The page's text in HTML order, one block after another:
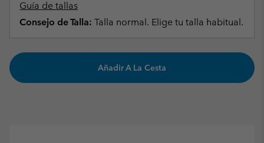
Guía de tallas
Consejo de Talla: Talla normal. Elige tu talla habitual.
Añadir A La Cesta